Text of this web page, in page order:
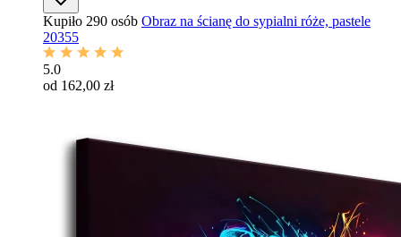
Kupiło 290 osób Obraz na ścianę do sypialni róże, pastele
20355
5.0
od 162,00 zł